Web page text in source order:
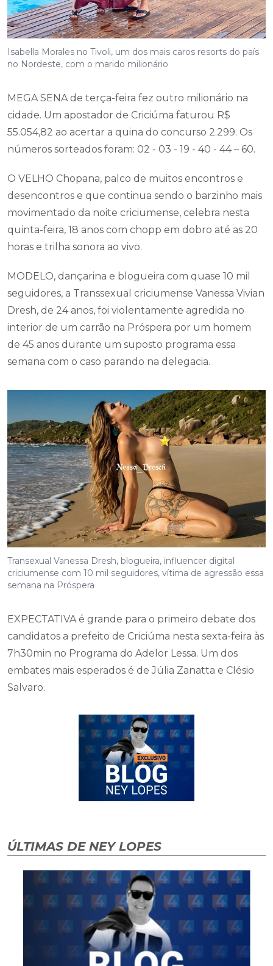
Isabella Morales no Tivoli, um dos mais caros resorts do país
no Nordeste, com o marido milionário
MEGA SENA de terça-feira fez outro milionário na
cidade. Um apostador de Criciúma faturou R$
55.054,82 ao acertar a quina do concurso 2.299. Os
números sorteados foram: 02 - 03 - 19 - 40 - 44 – 60.
O VELHO Chopana, palco de muitos encontros e
desencontros e que continua sendo o barzinho mais
movimentado da noite criciumense, celebra nesta
quinta-feira, 18 anos com chopp em dobro até as 20
horas e trilha sonora ao vivo.
MODELO, dançarina e blogueira com quase 10 mil
seguidores, a Transsexual criciumense Vanessa Vivian
Dresh, de 24 anos, foi violentamente agredida no
interior de um carrão na Próspera por um homem
de 45 anos durante um suposto programa essa
semana com o caso parando na delegacia.
Transexual Vanessa Dresh, blogueira, influencer digital
criciumense com 10 mil seguidores, vítima de agressão essa
semana na Próspera
EXPECTATIVA é grande para o primeiro debate dos
candidatos a prefeito de Criciúma nesta sexta-feira às
7h30min no Programa do Adelor Lessa. Um dos
embates mais esperados é de Júlia Zanatta e Clésio
Salvaro.
ÚLTIMAS DE NEY LOPES